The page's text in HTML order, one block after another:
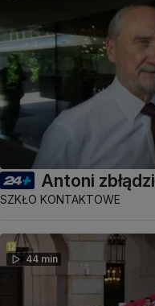
Antoni
SZKŁO KONTAKTOWE
44 min